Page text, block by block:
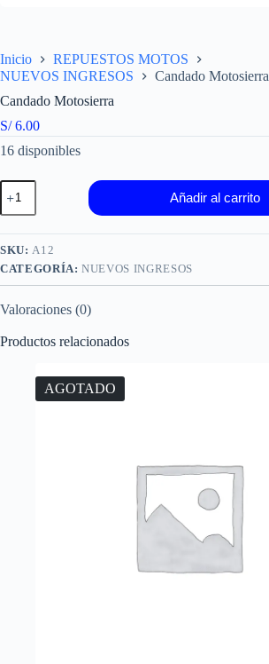
Inicio
REPUESTOS MOTOS
NUEVOS INGRESOS
Candado Motosierra
Candado Motosierra
S/6.00
16 disponibles
Candado
Motosierra
cantidad
Añadir al carrito
SKU: A12
CATEGORÍA:NUEVOS INGRESOS
Valoraciones (0)
Productos relacionados
AGOTADO